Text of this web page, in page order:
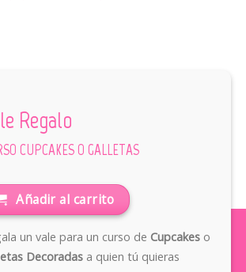
Regalo
CUPCAKES O GALLETAS
Añadir al carrito
un vale para un curso de Cupcakeso
Decoradasa quien tú quieras